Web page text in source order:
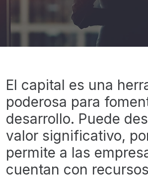
El capital es una
poderosa para
desarrollo. Puede
valor significativo,
permite a las
cuentan con recursos